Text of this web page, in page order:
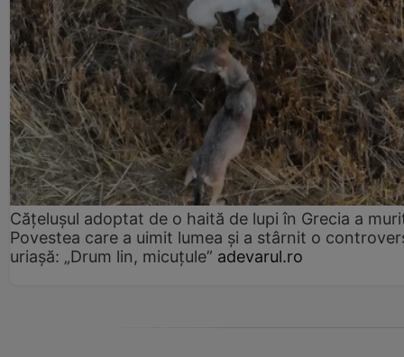
Cățelușul adoptat de o haită de lupi în Grecia a
Povestea care a uimit lumea și a stârnit o
uriașă: „Drum lin, micuțule” adevarul.ro